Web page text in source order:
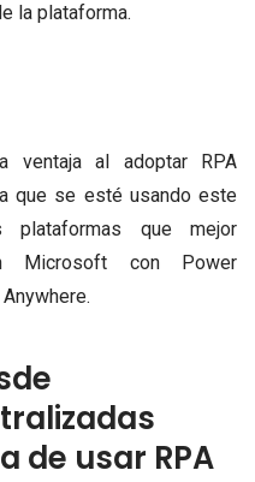
la plataforma.
ventaja al adoptar RPA
que se esté usando este
que mejor
Microsoft con Power
de usar RPA